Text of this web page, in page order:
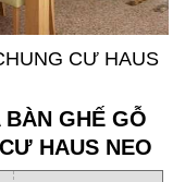
CƯ HAUS
GHẾ GỖ
HAUS NEO